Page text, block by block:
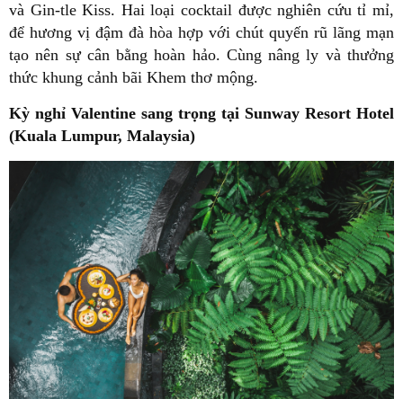
và Gin-tle Kiss. Hai loại cocktail được nghiên cứu tỉ mỉ,
để hương vị đậm đà hòa hợp với chút quyến rũ lãng mạn
tạo nên sự cân bằng hoàn hảo. Cùng nâng ly và thưởng
thức khung cảnh bãi Khem thơ mộng.
Kỳ nghỉ Valentine sang trọng tại Sunway Resort Hotel
(Kuala Lumpur, Malaysia)